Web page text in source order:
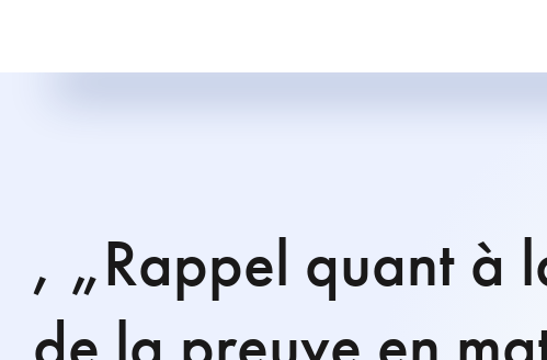
, „Rappel quant à